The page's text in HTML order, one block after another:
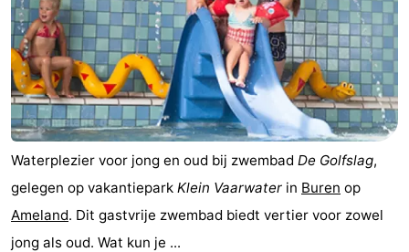
Waterplezier voor jong en oud bij zwembad De Golfslag,
gelegen op vakantiepark Klein Vaarwater in Buren op
Ameland. Dit gastvrije zwembad biedt vertier voor zowel
jong als oud. Wat kun je ...